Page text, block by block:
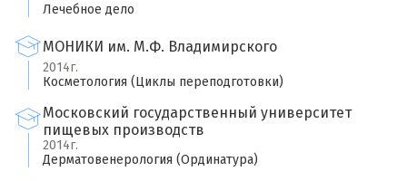
Лечебное дело
МОНИКИ им. М.Ф. Владимирского
2014г.
Косметология (Циклы переподготовки)
Московский государственный университет
пищевых производств
2014г.
Дерматовенерология (Ординатура)